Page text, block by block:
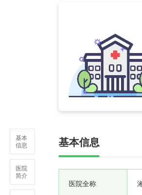
基本
信息
医院
简介
基本信息
医院全称